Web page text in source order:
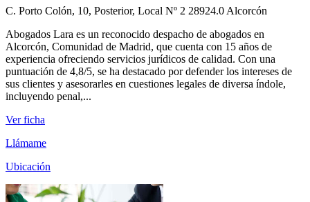
C. Porto Colón, 10, Posterior, Local Nº 2 28924.0 Alcorcón
Abogados Lara es un reconocido despacho de abogados en
Alcorcón, Comunidad de Madrid, que cuenta con 15 años de
experiencia ofreciendo servicios jurídicos de calidad. Con una
puntuación de 4,8/5, se ha destacado por defender los intereses de
sus clientes y asesorarles en cuestiones legales de diversa índole,
incluyendo penal,...
Ver ficha
Llámame
Ubicación